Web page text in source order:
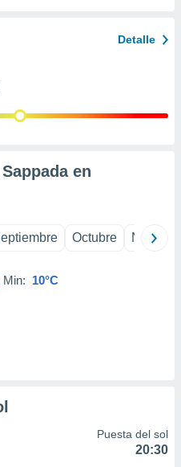
Detalle
en
Octubre
Min: 10°C
Puesta del sol
20:30